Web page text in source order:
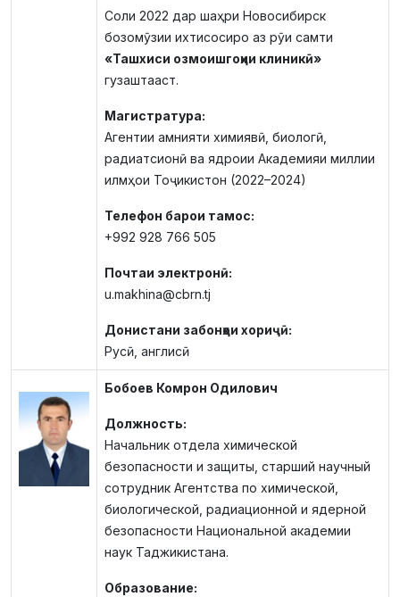
Соли 2022 дар шаҳри Новосибирск
бозомӯзии ихтисосиро аз рӯи самти
«Ташхиси озмоишгоҳии клиникӣ»
гузаштааст.
Магистратура:
Агентии амнияти химиявӣ, биологӣ,
радиатсионӣ ва ядроии Академияи миллии
илмҳои Тоҷикистон (2022–2024)
Телефон барои тамос:
+992 928 766 505
Почтаи электронӣ:
u.makhina@cbrn.tj
Донистани забонҳои хориҷӣ:
Русӣ, англисӣ
Бобоев Комрон Одилович
Должность:
Начальник отдела химической
безопасности и защиты, старший научный
сотрудник Агентства по химической,
биологической, радиационной и ядерной
безопасности Национальной академии
наук Таджикистана.
Образование: